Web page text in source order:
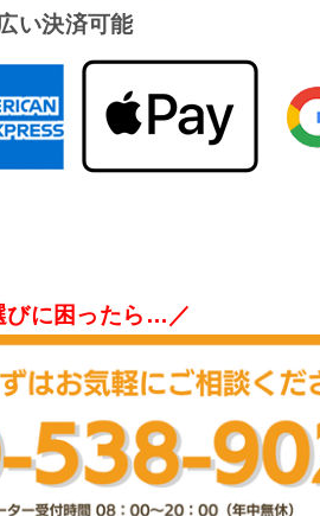
い決済可能
びに困ったら…／